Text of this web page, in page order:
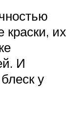
краски, их
И
у